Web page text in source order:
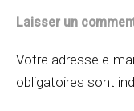
Laisser un
Votre adresse e-
obligatoires sont